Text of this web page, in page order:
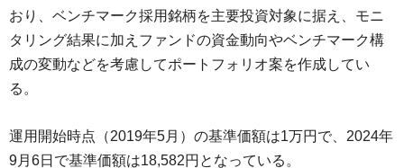
おり、ベンチマーク採用銘柄を主要投資対象に据え、モニ
タリング結果に加えファンドの資金動向やベンチマーク構
成の変動などを考慮してポートフォリオ案を作成してい
る。
運用開始時点（2019年5月）の基準価額は1万円で、2024年
9月6日で基準価額は18,582円となっている。